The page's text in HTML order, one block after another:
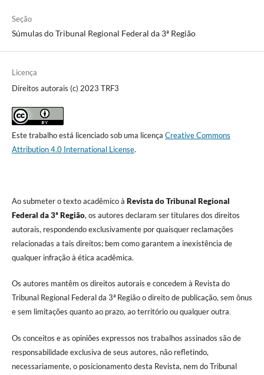
Seção
Súmulas do Tribunal Regional Federal da 3ª Região
Licença
Direitos autorais (c) 2023 TRF3
Este trabalho está licenciado sob uma licença Creative Commons
Attribution 4.0 International License.
Ao submeter o texto acadêmico à Revista do Tribunal Regional
Federal da 3ª Região, os autores declaram ser titulares dos direitos
autorais, respondendo exclusivamente por quaisquer reclamações
relacionadas a tais direitos; bem como garantem a inexistência de
qualquer infração à ética acadêmica.
Os autores mantêm os direitos autorais e concedem à Revista do
Tribunal Regional Federal da 3ª Região o direito de publicação, sem ônus
e sem limitações quanto ao prazo, ao território ou qualquer outra
Os conceitos e as opiniões expressos nos trabalhos assinados são de
responsabilidade exclusiva de seus autores, não refletindo,
necessariamente, o posicionamento desta Revista, nem do Tribunal